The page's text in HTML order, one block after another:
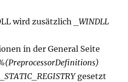
wird zusätzlich
_WINDLL
in der General Seite
gesetzt